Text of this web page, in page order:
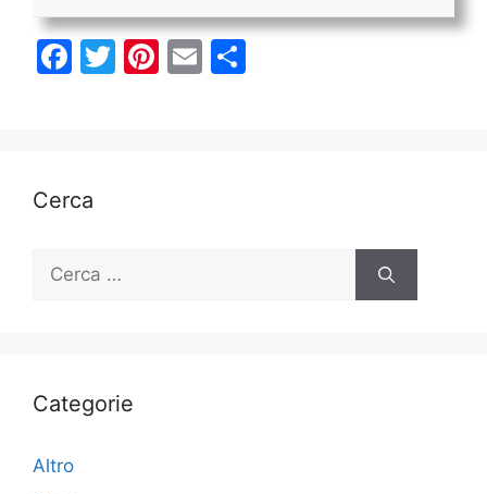
F
b
o
T
Pi E
Cerca
Ricerca
Categorie
Altro